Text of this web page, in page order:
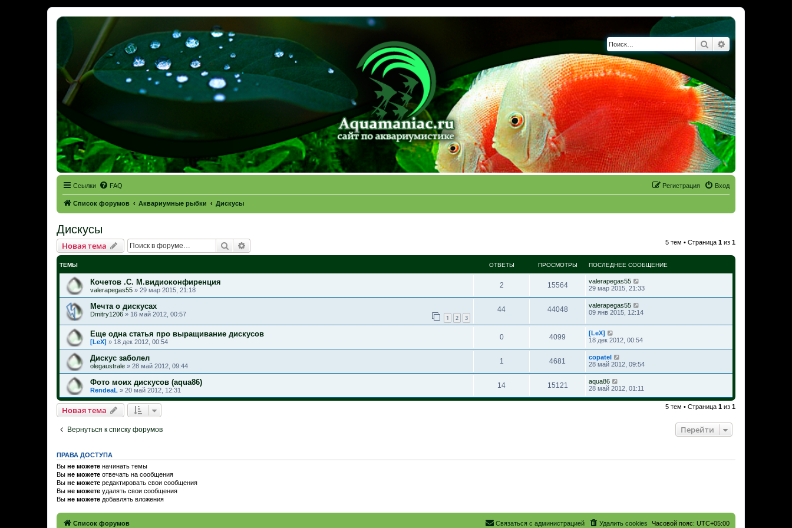
Поиск Расширенный
Ссылки FAQ Вход
Регистрация
Список форумов Аквариумные рыбки Дискусы
Дискусы
Новая тема Поиск 5 тем • Страница 1 из 1
ТЕМЫ ОТВЕТЫ ПРОСМОТРЫ ПОСЛЕДНЕЕ СООБЩЕНИЕ
Кочетов .С. М.видиоконфиренция
valerapegas55 » 29 мар 2015, 21:18
2 15564
valerapegas55
29 мар 2015, 21:33
Мечта о дискусах
Dmitry1206 » 16 май 2012, 00:57 1 2 3
44 44048
valerapegas55
09 янв 2015, 12:14
Еще одна статья про выращивание дискусов
[LeX] » 18 дек 2012, 00:54
0 4099
[LeX]
18 дек 2012, 00:54
Дискус заболел
olegaustrale » 28 май 2012, 09:44
1 4681
copatel
28 май 2012, 09:54
Фото моих дискусов (aqua86)
RendeaL » 20 май 2012, 12:31
14 15121
aqua86
28 май 2012, 01:11
Новая тема 5 тем • Страница 1 из 1
Вернуться к списку форумов Перейти
ПРАВА ДОСТУПА
Вы не можете начинать темы
Вы не можете отвечать на сообщения
Вы не можете редактировать свои сообщения
Вы не можете удалять свои сообщения
Вы не можете добавлять вложения
Список форумов Часовой пояс: UTC+05:00
Удалить cookies
Связаться с администрацией